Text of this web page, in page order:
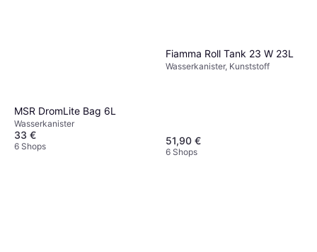
MSR DromLite Bag 6L
Wasserkanister
33 €
6 Shops
Fiamma Roll Tank 23 W 23L
Wasserkanister, Kunststoff
51,90 €
6 Shops